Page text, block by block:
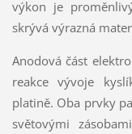
výkon je
skrývá výrazná
Anodová část
reakce vývoje
platině. Oba prvky
světovými